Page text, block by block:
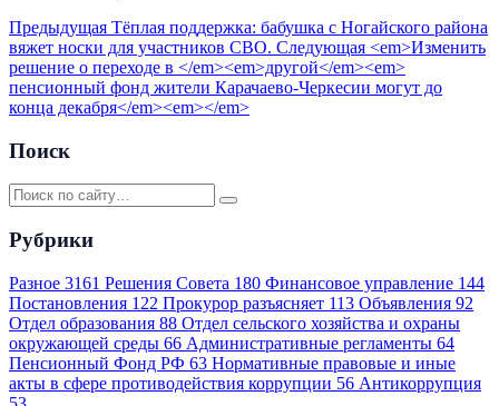
Предыдущая Тёплая поддержка: бабушка с Ногайского района
вяжет носки для участников СВО. Следующая <em>Изменить
решение о переходе в </em><em>другой</em><em>
пенсионный фонд жители Карачаево-Черкесии могут до
конца декабря</em><em></em>
Поиск
Рубрики
Разное 3161 Решения Совета 180 Финансовое управление 144
Постановления 122 Прокурор разъясняет 113 Объявления 92
Отдел образования 88 Отдел сельского хозяйства и охраны
окружающей среды 66 Административные регламенты 64
Пенсионный Фонд РФ 63 Нормативные правовые и иные
акты в сфере противодействия коррупции 56 Антикоррупция